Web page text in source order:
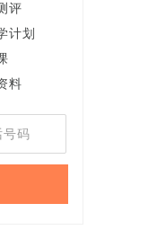
评
计划
料